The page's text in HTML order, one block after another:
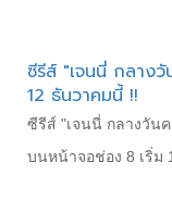
ซีรีส์ "เจนนี่ กลาง
12 ธันวาคมนี้ !!
ซีรีส์ "เจนนี่ กลางวัน
บนหน้าจอช่อง 8 เริ่ม